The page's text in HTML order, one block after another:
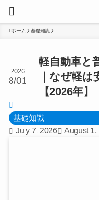
ホーム 基礎知識
軽自動車と
｜なぜ軽
【2026年】
2026
8/01
基礎知識
July 7, 2026
August 1,